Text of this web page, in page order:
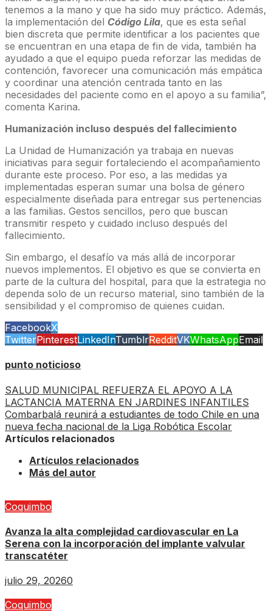
tenemos a la mano y que ha sido muy práctico. Además,
la implementación del Código Lila, que es esta señal
bien discreta que permite identificar a los pacientes que
se encuentran en una etapa de fin de vida, también ha
ayudado a que el equipo pueda reforzar las medidas de
contención, favorecer una comunicación más empática
y coordinar una atención centrada tanto en las
necesidades del paciente como en el apoyo a su familia”,
comenta Karina.
Humanización incluso después del fallecimiento
La Unidad de Humanización ya trabaja en nuevas
iniciativas para seguir fortaleciendo el acompañamiento
durante este proceso. Por eso, a las medidas ya
implementadas esperan sumar una bolsa de género
especialmente diseñada para entregar sus pertenencias
a las familias. Gestos sencillos, pero que buscan
transmitir respeto y cuidado incluso después del
fallecimiento.
Sin embargo, el desafío va más allá de incorporar
nuevos implementos. El objetivo es que se convierta en
parte de la cultura del hospital, para que la estrategia no
dependa solo de un recurso material, sino también de la
sensibilidad y el compromiso de quienes cuidan.
FacebookX
TwitterPinterestLinkedInTumblrRedditVKWhatsAppEmail
punto noticioso
SALUD MUNICIPAL REFUERZA EL APOYO A LA
LACTANCIA MATERNA EN JARDINES INFANTILES
Combarbalá reunirá a estudiantes de todo Chile en una
nueva fecha nacional de la Liga Robótica Escolar
Artículos relacionados
Artículos relacionados
Más del autor
Coquimbo
Avanza la alta complejidad cardiovascular en La
Serena con la incorporación del implante valvular
transcatéter
julio 29, 20260
Coquimbo